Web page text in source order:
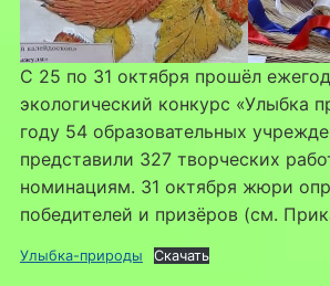
С 25 по 31 октября прошёл
экологический конкурс «Улыбка
году 54 образовательных
представили 327 творческих
номинациям. 31 октября жюри
победителей и призёров (см.
Улыбка-природы Скачать